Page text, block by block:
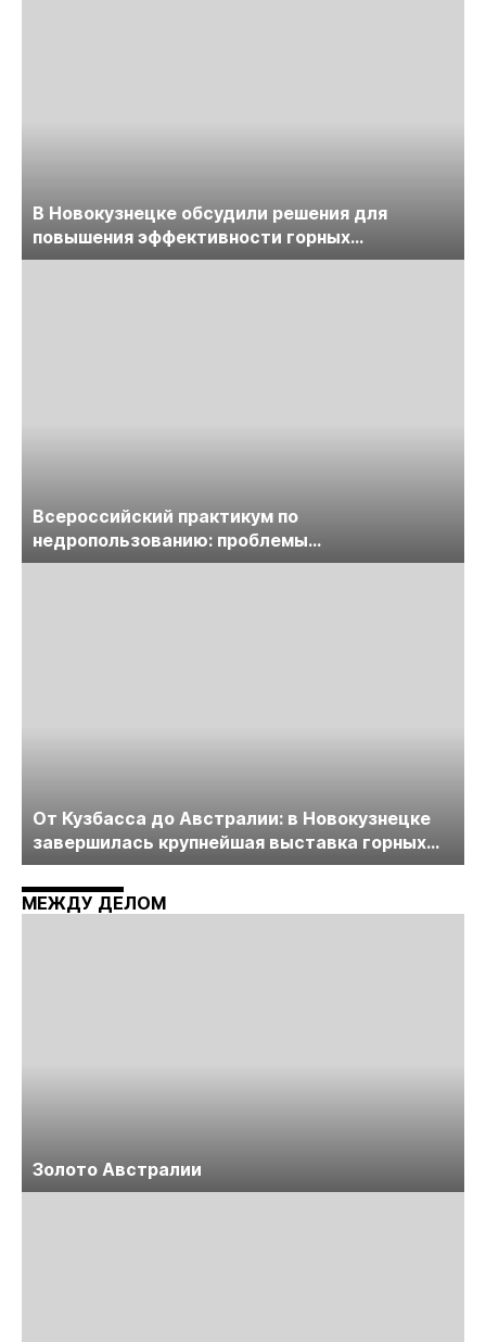
В Новокузнецке обсудили решения для
повышения эффективности горных
предприятий
Всероссийский практикум по
недропользованию: проблемы
лицензирования, цифровизации, экспертизы
От Кузбасса до Австралии: в Новокузнецке
завершилась крупнейшая выставка горных
технологий «Недра России. Уголь России и
Майнинг»
МЕЖДУ ДЕЛОМ
Золото Австралии